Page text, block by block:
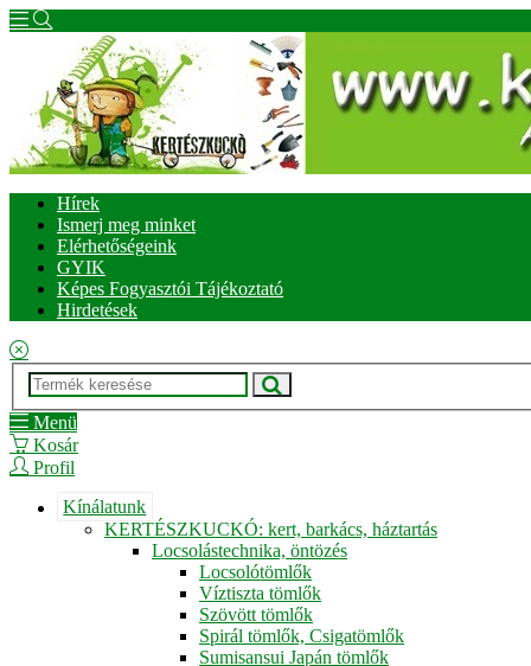
Hírek
Ismerj meg minket
Elérhetőségeink
GYIK
Képes Fogyasztói Tájékoztató
Hirdetések
Menü
Kosár
Profil
Kínálatunk
KERTÉSZKUCKÓ: kert, barkács, háztartás
Locsolástechnika, öntözés
Locsolótömlők
Víztiszta tömlők
Szövött tömlők
Spirál tömlők, Csigatömlők
Sumisansui Japán tömlők